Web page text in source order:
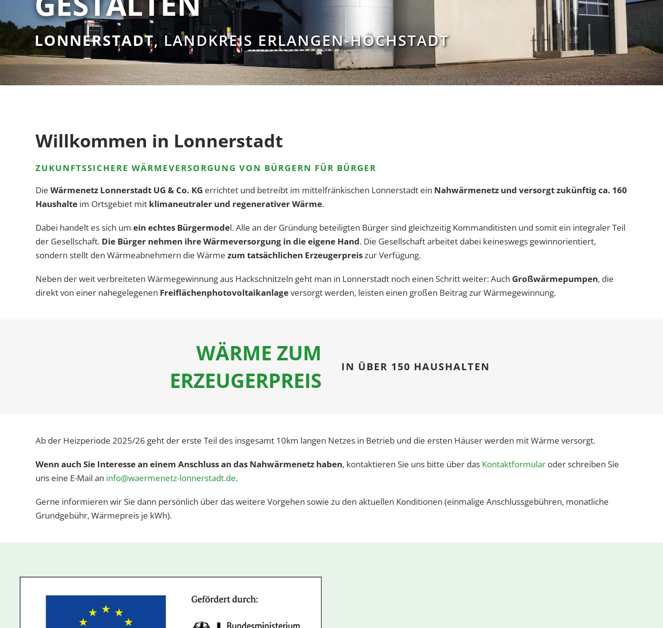
LONNERSTADT, LANDKREIS ERLANGEN-HÖCHSTADT
Willkommen in Lonnerstadt
ZUKUNFTSSICHERE WÄRMEVERSORGUNG VON BÜRGERN FÜR BÜRGER
Die Wärmenetz Lonnerstadt UG & Co. KG errichtet und betreibt im mittelfränkischen Lonnerstadt ein Nahwärmenetz und versorgt zukünftig ca. 160
Haushalte im Ortsgebiet mit klimaneutraler und regenerativer Wärme.
Dabei handelt es sich um ein echtes Bürgermodel. Alle an der Gründung beteiligten Bürger sind gleichzeitig Kommanditisten und somit ein integraler Teil
der Gesellschaft. Die Bürger nehmen ihre Wärmeversorgung in die eigene Hand. Die Gesellschaft arbeitet dabei keineswegs gewinnorientiert,
sondern stellt den Wärmeabnehmern die Wärme zum tatsächlichen Erzeugerpreiszur Verfügung.
Neben der weit verbreiteten Wärmegewinnung aus Hackschnitzeln geht man in Lonnerstadt noch einen Schritt weiter: Auch Großwärmepumpen, die
direkt von einer nahegelegenen Freiflächen­photovoltaik­anlageversorgt werden, leisten einen großen Beitrag zur Wärmegewinnung.
WÄRME ZUM
ERZEUGERPREIS
IN ÜBER 150 HAUSHALTEN
Ab der Heizperiode 2025/26 geht der erste Teil des insgesamt 10km langen Netzes in Betrieb und die ersten Häuser werden mit Wärme versorgt.
Wenn auch Sie Interesse an einem Anschluss an das Nahwärmenetz haben, kontaktieren Sie uns bitte über das Kontaktformular oder schreiben Sie
uns eine E-Mail an info@waermenetz-lonnerstadt.de.
Gerne informieren wir Sie dann persönlich über das weitere Vorgehen sowie zu den aktuellen Konditionen (einmalige Anschlussgebühren, monatliche
Grundgebühr, Wärmepreis je kWh).